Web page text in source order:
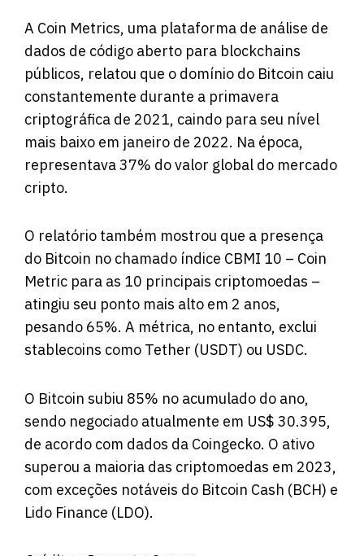
A Coin Metrics, uma plataforma de análise de
dados de código aberto para blockchains
públicos, relatou que o domínio do Bitcoin caiu
constantemente durante a primavera
criptográfica de 2021, caindo para seu nível
mais baixo em janeiro de 2022. Na época,
representava 37% do valor global do mercado
cripto.
O relatório também mostrou que a presença
do Bitcoin no chamado índice CBMI 10 – Coin
Metric para as 10 principais criptomoedas –
atingiu seu ponto mais alto em 2 anos,
pesando 65%. A métrica, no entanto, exclui
stablecoins como Tether (USDT) ou USDC.
O Bitcoin subiu 85% no acumulado do ano,
sendo negociado atualmente em US$ 30.395,
de acordo com dados da Coingecko. O ativo
superou a maioria das criptomoedas em 2023,
com exceções notáveis ​​do Bitcoin Cash (BCH) e
Lido Finance (LDO).